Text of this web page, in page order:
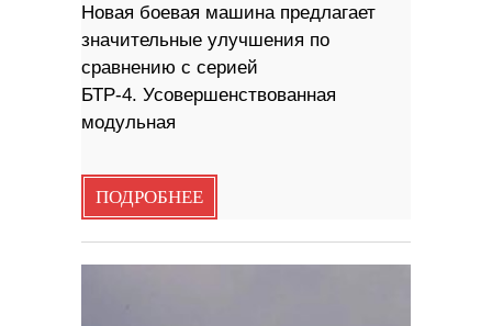
Новая боевая машина предлагает
значительные улучшения по
сравнению с серией
БТР-4. Усовершенствованная
модульная
ПОДРОБНЕЕ